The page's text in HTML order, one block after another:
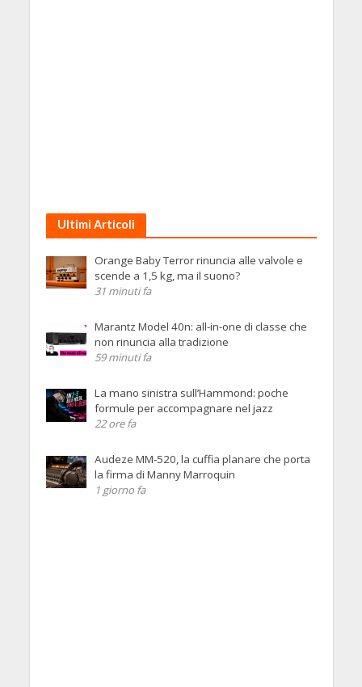
Ultimi Articoli
Orange Baby Terror rinuncia alle valvole e
scende a 1,5 kg, ma il suono?
31 minuti fa
Marantz Model 40n: all-in-one di classe che
non rinuncia alla tradizione
59 minuti fa
La mano sinistra sull’Hammond: poche
formule per accompagnare nel jazz
22 ore fa
Audeze MM-520, la cuffia planare che porta
la firma di Manny Marroquin
1 giorno fa